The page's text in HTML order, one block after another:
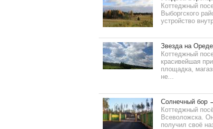
Коттеджный
Выборгского
устройство
Звезда на
Коттеджный
красивейшая
площадка,
не...
Солнечный бор
Коттеджный
Всеволожска.
получил своё